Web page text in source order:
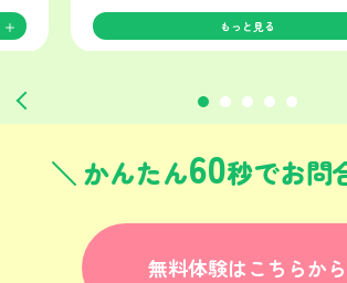
もっと見る
かんたん60秒でお問
無料体験はこちらから